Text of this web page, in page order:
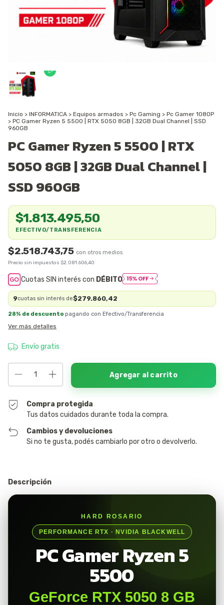
Inicio > INFORMATICA > Equipos armados > Pc Gaming > Pc Gamer 1080P
> PC Gamer Ryzen 5 5500 | RTX 5050 8GB | 32GB Dual Channel | SSD
960GB
PC Gamer Ryzen 5 5500 | RTX
5050 8GB | 32GB Dual Channel |
SSD 960GB
$2.518.743,75
Precio sin impuestos $2.081.606,40
$1.813.495,50
EFECTIVO/TRANSFERENCIA
Cuotas SIN interés con DÉBITO
9cuotas sin interés de$279.860,42
28% de descuento pagando con Efectivo/Transferencia
Ver más detalles
Envío gratis
Compra protegida
Tus datos cuidados durante toda la compra.
Cambios y devoluciones
Si no te gusta, podés cambiarlo por otro o devolverlo.
Descripción
HARD ROSARIO
PERFORMANCE RTX · NVIDIA BLACKWELL
PC Gamer Ryzen 5
5500
GeForce RTX 5050 8 GB